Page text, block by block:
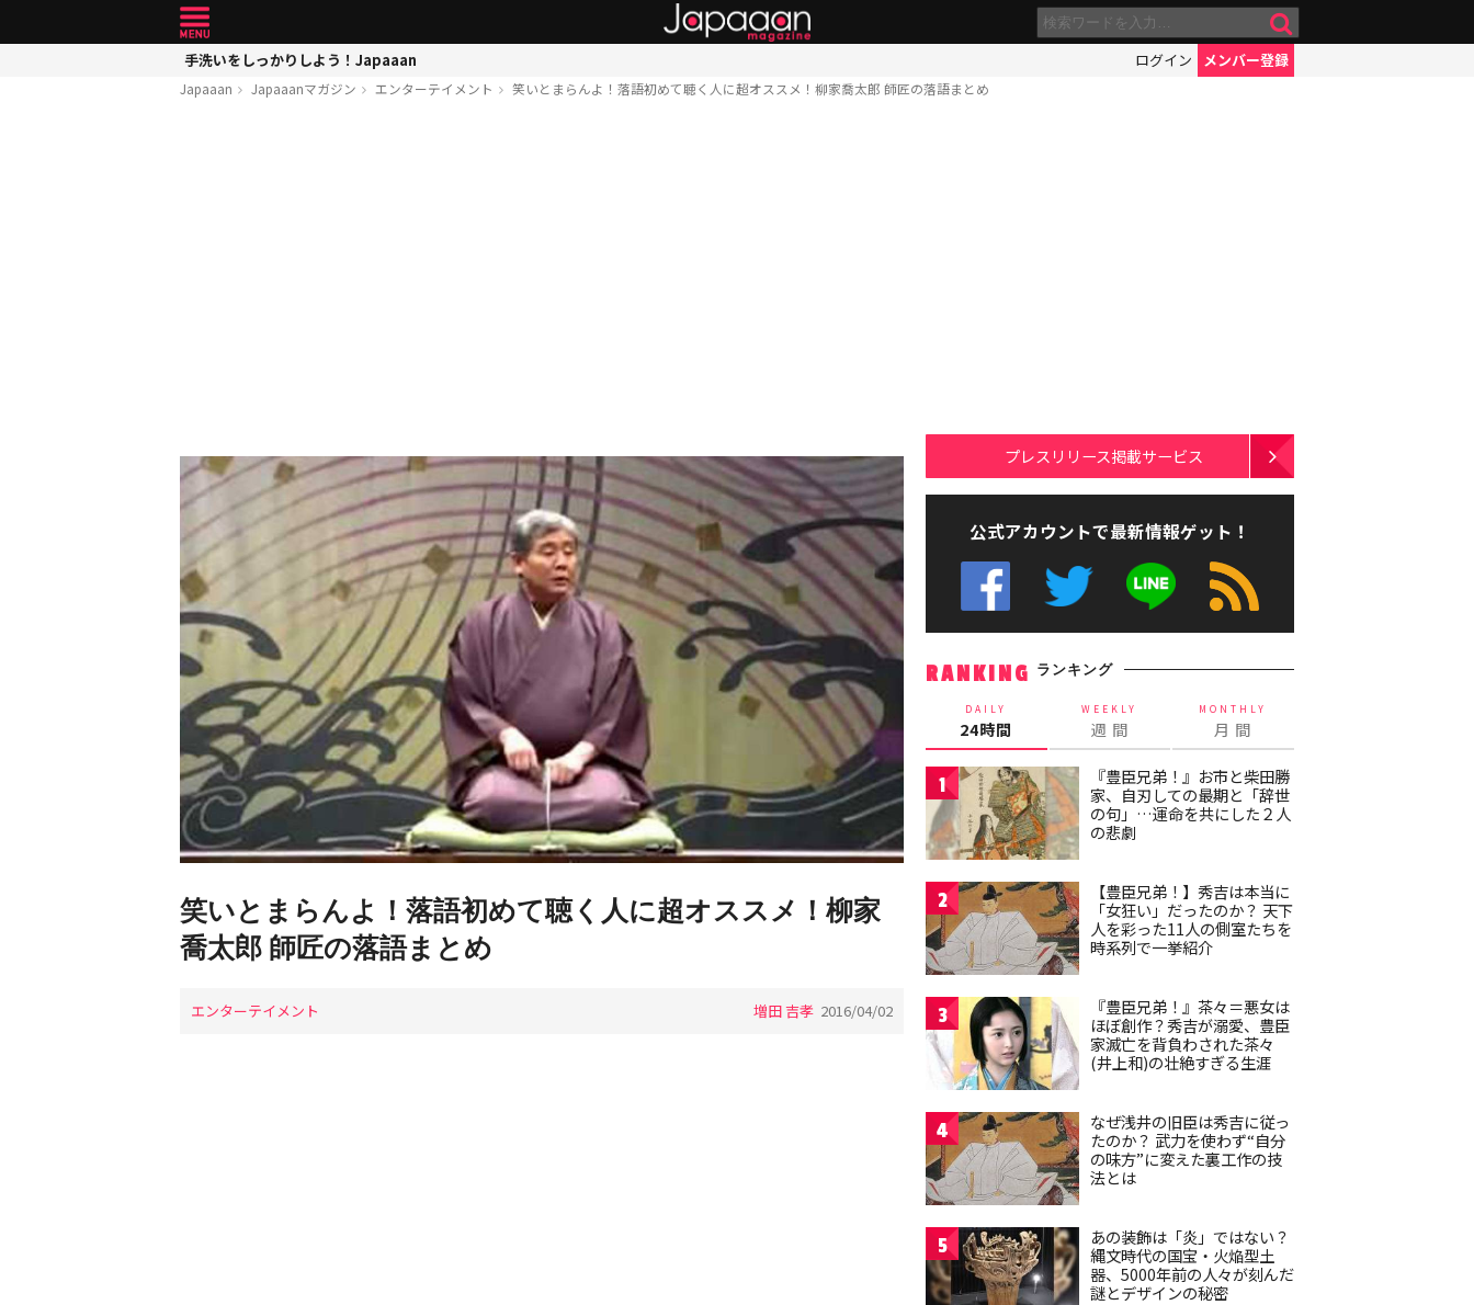
手洗いをしっかりしよう！Japaaan ログイン メンバー登録
Japaaan Japaaanマガジン エンターテイメント 笑いとまらんよ！落語初めて聴く人に超オススメ！柳家喬太郎 師匠の落語まとめ
笑いとまらんよ！落語初めて聴く人に超オススメ！柳家
喬太郎 師匠の落語まとめ
エンターテイメント 増田 吉孝 2016/04/02
プレスリリース掲載サービス
公式アカウントで最新情報ゲット！
RANKING ランキング
DAILY
24時間
WEEKLY
週 間
MONTHLY
月 間
1
『豊臣兄弟！』お市と柴田勝
家、自刃しての最期と「辞世
の句」…運命を共にした２人
の悲劇
2
【豊臣兄弟！】秀吉は本当に
「女狂い」だったのか？ 天下
人を彩った11人の側室たちを
時系列で一挙紹介
3
『豊臣兄弟！』茶々＝悪女は
ほぼ創作？秀吉が溺愛、豊臣
家滅亡を背負わされた茶々
(井上和)の壮絶すぎる生涯
4
なぜ浅井の旧臣は秀吉に従っ
たのか？ 武力を使わず“自分
の味方”に変えた裏工作の技
法とは
5
あの装飾は「炎」ではない？
縄文時代の国宝・火焔型土
器、5000年前の人々が刻んだ
謎とデザインの秘密